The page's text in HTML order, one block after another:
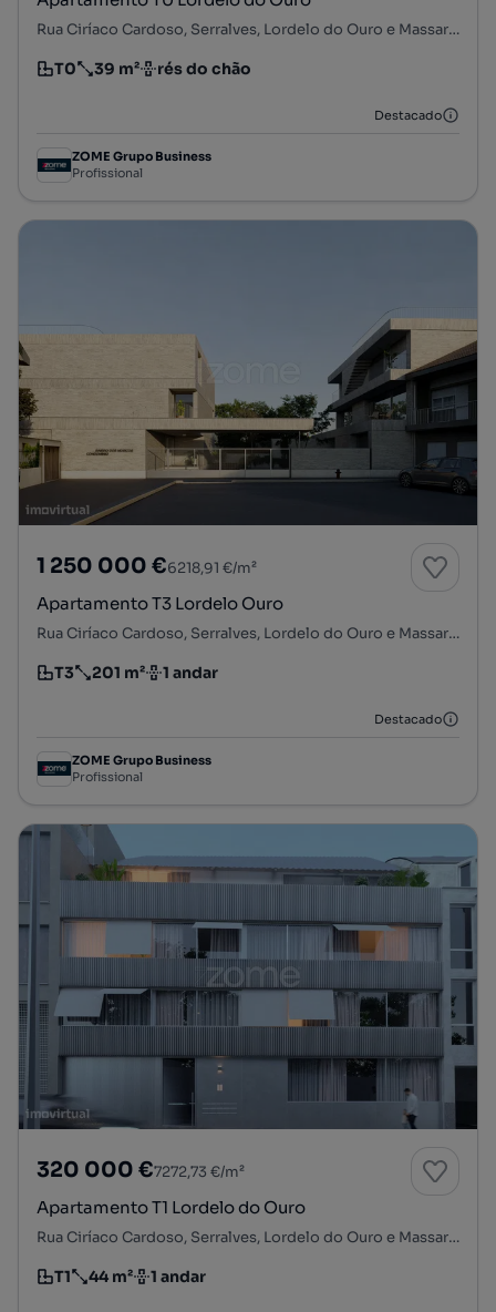
Rua Ciríaco Cardoso, Serralves, Lordelo do Ouro e Massarelos, Porto, Porto
Tipologia
T0
Preço por metro quadrado
39 m²
Andar rés do chão
Destacado
ZOME Grupo Business
Profissional
1 250 000 €6218,91 €/m²
Apartamento T3 Lordelo Ouro
Rua Ciríaco Cardoso, Serralves, Lordelo do Ouro e Massarelos, Porto, Porto
Tipologia
T3
Preço por metro quadrado
201 m²
Andar 1 andar
Destacado
ZOME Grupo Business
Profissional
320 000 €7272,73 €/m²
Apartamento T1 Lordelo do Ouro
Rua Ciríaco Cardoso, Serralves, Lordelo do Ouro e Massarelos, Porto, Porto
Tipologia
T1
Preço por metro quadrado
44 m²
Andar 1 andar